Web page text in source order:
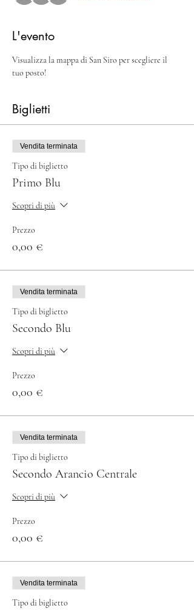
L'evento
Visualizza la mappa di San Siro per scegliere il
tuo posto!
Biglietti
Vendita terminata
Tipo di biglietto
Primo Blu
Scopri di più
Prezzo
0,00 €
Vendita terminata
Tipo di biglietto
Secondo Blu
Scopri di più
Prezzo
0,00 €
Vendita terminata
Tipo di biglietto
Secondo Arancio Centrale
Scopri di più
Prezzo
0,00 €
Vendita terminata
Tipo di biglietto